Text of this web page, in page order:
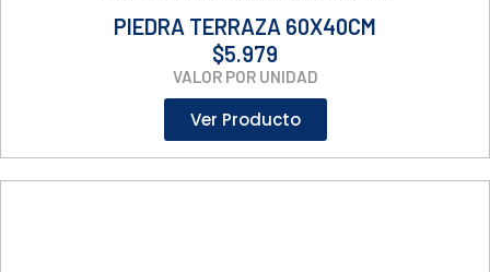
PIEDRA TERRAZA 60X40CM
$5.979
VALOR POR UNIDAD
Ver Producto